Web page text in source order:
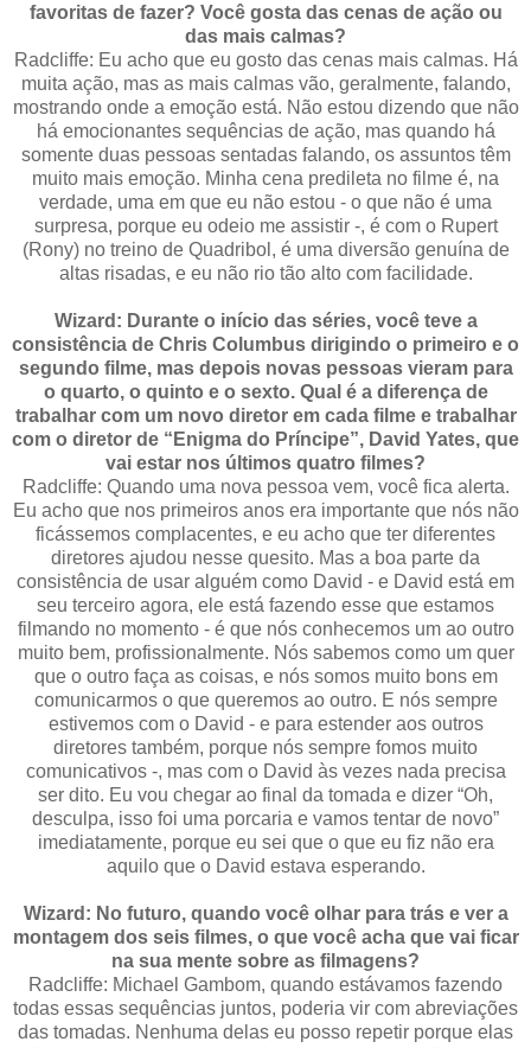
favoritas de fazer? Você gosta das cenas de ação ou
das mais calmas?
Radcliffe: Eu acho que eu gosto das cenas mais calmas. Há
muita ação, mas as mais calmas vão, geralmente, falando,
mostrando onde a emoção está. Não estou dizendo que não
há emocionantes sequências de ação, mas quando há
somente duas pessoas sentadas falando, os assuntos têm
muito mais emoção. Minha cena predileta no filme é, na
verdade, uma em que eu não estou - o que não é uma
surpresa, porque eu odeio me assistir -, é com o Rupert
(Rony) no treino de Quadribol, é uma diversão genuína de
altas risadas, e eu não rio tão alto com facilidade.
Wizard: Durante o início das séries, você teve a
consistência de Chris Columbus dirigindo o primeiro e o
segundo filme, mas depois novas pessoas vieram para
o quarto, o quinto e o sexto. Qual é a diferença de
trabalhar com um novo diretor em cada filme e trabalhar
com o diretor de “Enigma do Príncipe”, David Yates, que
vai estar nos últimos quatro filmes?
Radcliffe: Quando uma nova pessoa vem, você fica alerta.
Eu acho que nos primeiros anos era importante que nós não
ficássemos complacentes, e eu acho que ter diferentes
diretores ajudou nesse quesito. Mas a boa parte da
consistência de usar alguém como David - e David está em
seu terceiro agora, ele está fazendo esse que estamos
filmando no momento - é que nós conhecemos um ao outro
muito bem, profissionalmente. Nós sabemos como um quer
que o outro faça as coisas, e nós somos muito bons em
comunicarmos o que queremos ao outro. E nós sempre
estivemos com o David - e para estender aos outros
diretores também, porque nós sempre fomos muito
comunicativos -, mas com o David às vezes nada precisa
ser dito. Eu vou chegar ao final da tomada e dizer “Oh,
desculpa, isso foi uma porcaria e vamos tentar de novo”
imediatamente, porque eu sei que o que eu fiz não era
aquilo que o David estava esperando.
Wizard: No futuro, quando você olhar para trás e ver a
montagem dos seis filmes, o que você acha que vai ficar
na sua mente sobre as filmagens?
Radcliffe: Michael Gambom, quando estávamos fazendo
todas essas sequências juntos, poderia vir com abreviações
das tomadas. Nenhuma delas eu posso repetir porque elas